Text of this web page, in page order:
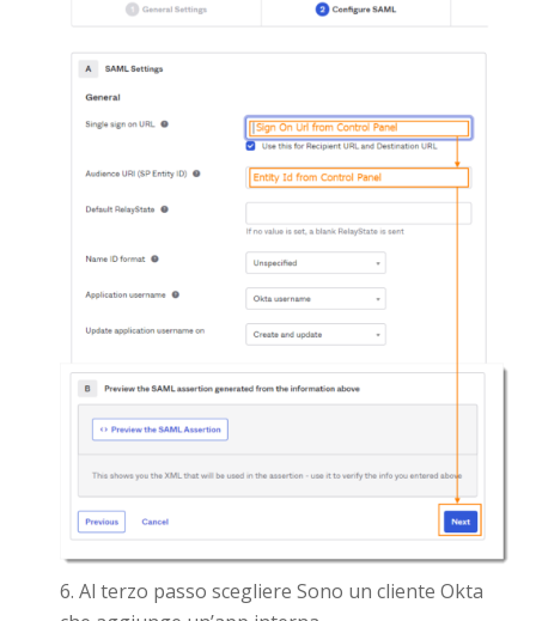
Al terzo passo scegliere Sono un cliente Okta